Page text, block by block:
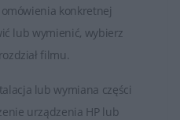
konkretnej
lub wymienić, wybierz
filmu.
lub wymiana części
urządzenia HP lub